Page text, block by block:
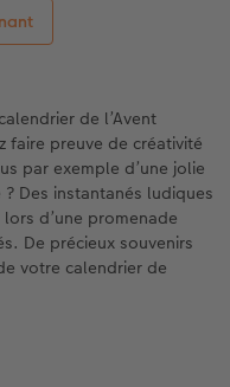
de l’Avent
faire preuve de créativité
par exemple d’une jolie
Des instantanés ludiques
d’une promenade
De précieux souvenirs
votre calendrier de